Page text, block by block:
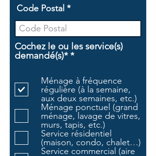
Code Postal
Cochez le ou les service(s)
demandé(s)* *O
g
a
t
o
i
r
e
Ménage à fréquence
régulière (à la semaine,
aux deux semaines, etc.)
Ménage ponctuel (grand
ménage, lavage de vitres,
murs, tapis, etc.)
Service résidentiel
(maison, condo, chalet…)
Service commercial (aire